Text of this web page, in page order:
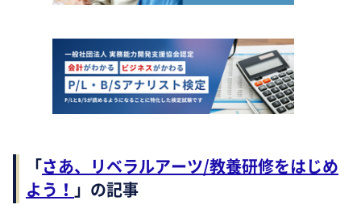
「さあ、リベラルアーツ/教養研修をはじめ
よう！ 」の記事